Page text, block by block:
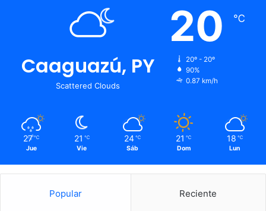
Caaguazú, PY
Scattered Clouds
20 ℃
20º - 20º
90%
0.87 km/h
27 ℃
Jue
21 ℃
Vie
24 ℃
Sáb
21 ℃
Dom
18 ℃
Lun
Popular Reciente